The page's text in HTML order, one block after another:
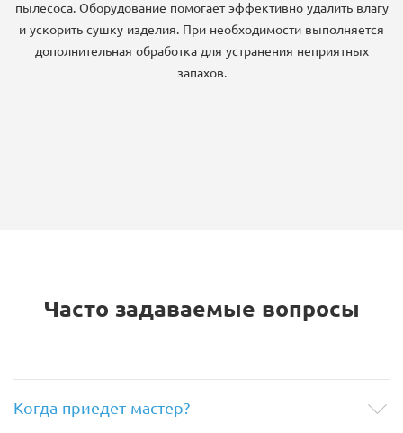
пылесоса. Оборудование помогает эффективно удалить влагу
и ускорить сушку изделия. При необходимости выполняется
дополнительная обработка для устранения неприятных
запахов.
Часто задаваемые вопросы
Когда приедет мастер?